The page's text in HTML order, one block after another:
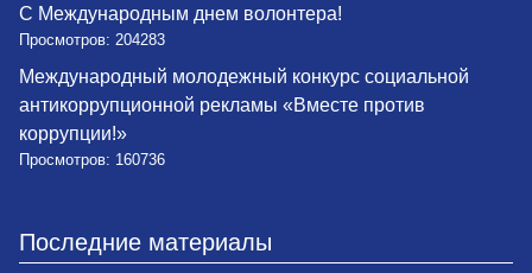
С Международным днем волонтера!
Просмотров: 204283
Международный молодежный конкурс социальной
антикоррупционной рекламы «Вместе против
коррупции!»
Просмотров: 160736
Последние материалы